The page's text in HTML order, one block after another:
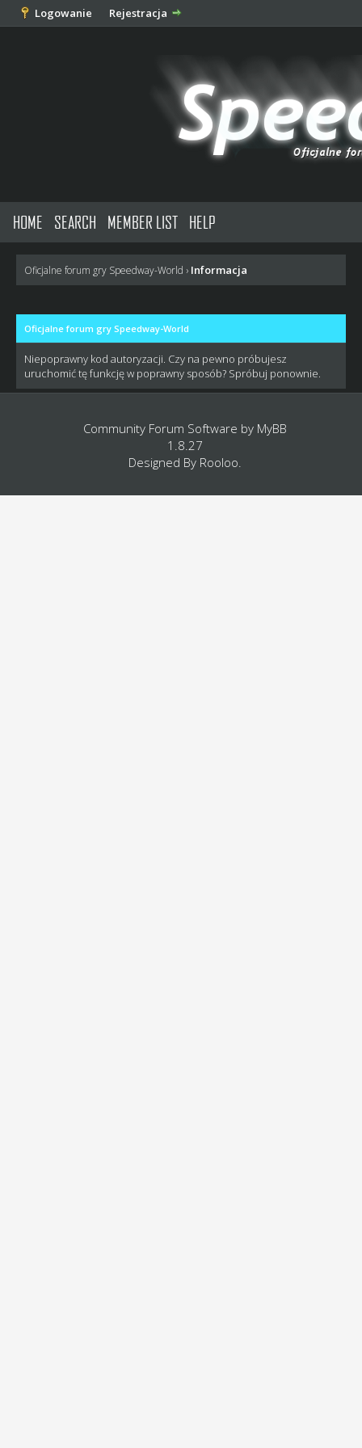
Logowanie Rejestracja
HOME SEARCH MEMBER LIST HELP
Oficjalne forum gry Speedway-World › Informacja
Oficjalne forum gry Speedway-World
Niepoprawny kod autoryzacji. Czy na pewno próbujesz
uruchomić tę funkcję w poprawny sposób? Spróbuj ponownie.
Community Forum Software by MyBB
1.8.27
Designed By Rooloo.